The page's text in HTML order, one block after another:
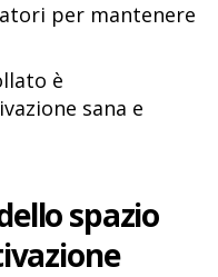
per mantenere
è
sana e
spazio